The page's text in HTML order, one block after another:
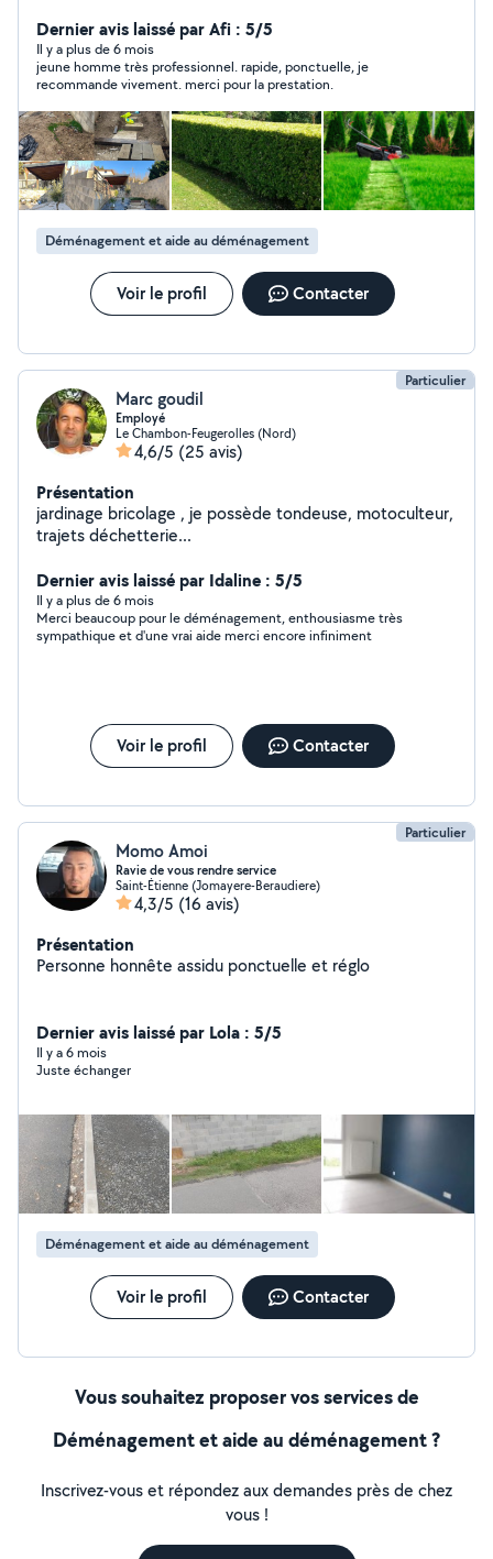
élagage et abattage d'arbres) Netoyage façade
Contact au : zéro six zéro deux soixante treize cinquante
deux quatre vingt quatre
Dernier avis laissé par Afi : 5/5
Il y a plus de 6 mois
jeune homme très professionnel. rapide, ponctuelle, je
recommande vivement. merci pour la prestation.
Déménagement et aide au déménagement
Voir le profil Contacter
Particulier
Marc goudil
Employé
Le Chambon-Feugerolles (Nord)
4,6/5 (25 avis)
Présentation
jardinage bricolage , je possède tondeuse, motoculteur,
trajets déchetterie...
Dernier avis laissé par Idaline : 5/5
Il y a plus de 6 mois
Merci beaucoup pour le déménagement, enthousiasme très
sympathique et d'une vrai aide merci encore infiniment
Voir le profil Contacter
Particulier
Momo Amoi
Ravie de vous rendre service
Saint-Étienne (Jomayere-Beraudiere)
4,3/5 (16 avis)
Présentation
Personne honnête assidu ponctuelle et réglo
Dernier avis laissé par Lola : 5/5
Il y a 6 mois
Juste échanger
Déménagement et aide au déménagement
Voir le profil Contacter
Vous souhaitez proposer vos services de
Déménagement et aide au déménagement ?
Inscrivez-vous et répondez aux demandes près de chez
vous !